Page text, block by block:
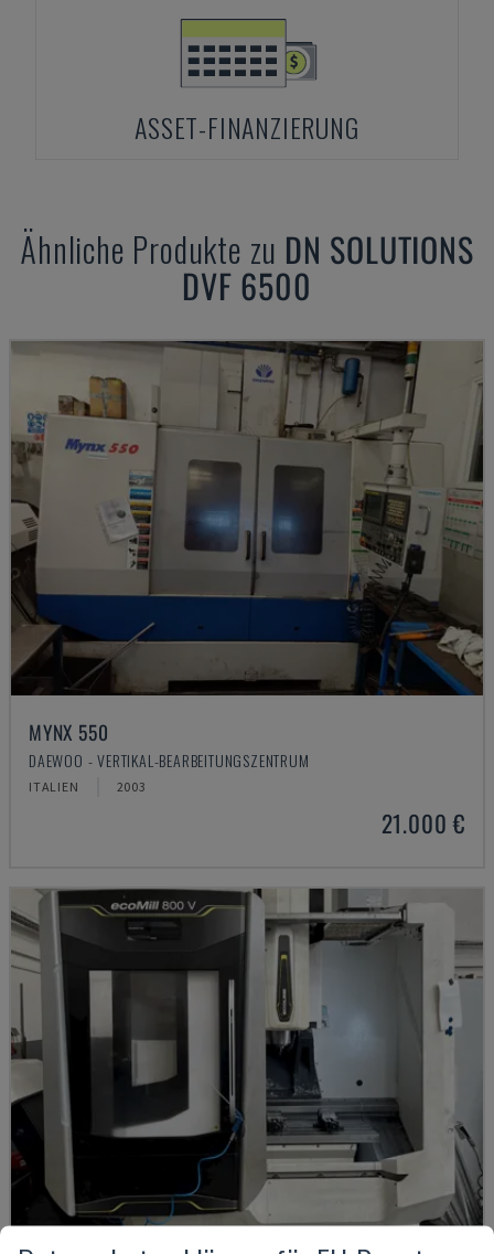
ASSET-FINANZIERUNG
Ähnliche Produkte zu DN SOLUTIONS
DVF 6500
MYNX 550
DAEWOO - VERTIKAL-BEARBEITUNGSZENTRUM
ITALIEN 2003
21.000 €